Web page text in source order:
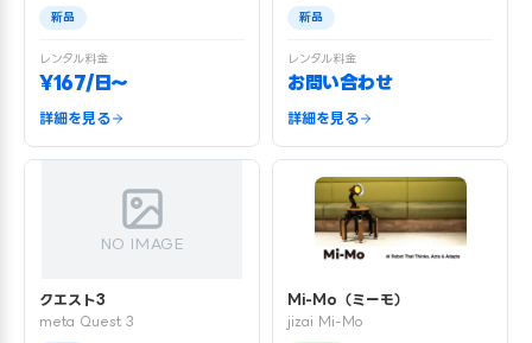
新品
レンタル料金
¥167/日〜
詳細を見る
新品
レンタル料金
お問い合わせ
詳細を見る
NO IMAGE
クエスト3
meta Quest 3
Mi-Mo（ミーモ）
jizai Mi-Mo